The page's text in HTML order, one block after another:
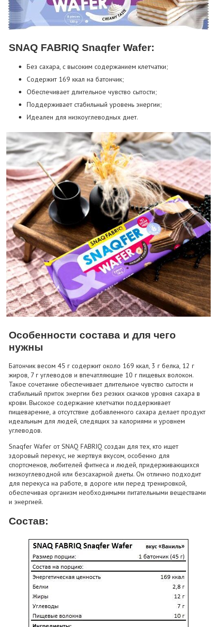
SNAQ FABRIQ Snaqfer Wafer:
Без сахара, с высоким содержанием клетчатки;
Содержит 169 ккал на батончик;
Обеспечивает длительное чувство сытости;
Поддерживает стабильный уровень энергии;
Идеален для низкоуглеводных диет.
Особенности состава и для чего
нужны
Батончик весом 45 г содержит около 169 ккал, 3 г белка, 12 г
жиров, 7 г углеводов и впечатляющие 10 г пищевых волокон.
Такое сочетание обеспечивает длительное чувство сытости и
стабильный приток энергии без резких скачков уровня сахара в
крови. Высокое содержание клетчатки поддерживает
пищеварение, а отсутствие добавленного сахара делает продукт
идеальным для людей, следящих за калориями и уровнем
углеводов.
Snaqfer Wafer от SNAQ FABRIQ создан для тех, кто ищет
здоровый перекус, не жертвуя вкусом, особенно для
спортсменов, любителей фитнеса и людей, придерживающихся
низкоуглеводной или безсахарной диеты. Он отлично подходит
для перекуса на работе, в дороге или перед тренировкой,
обеспечивая организм необходимыми питательными веществами
и энергией.
Состав: